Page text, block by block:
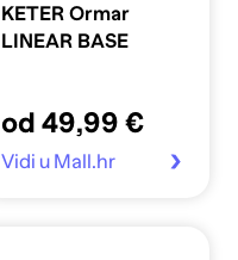
KETER Ormar
LINEAR BASE
od 49,99 €
Vidi u Mall.hr